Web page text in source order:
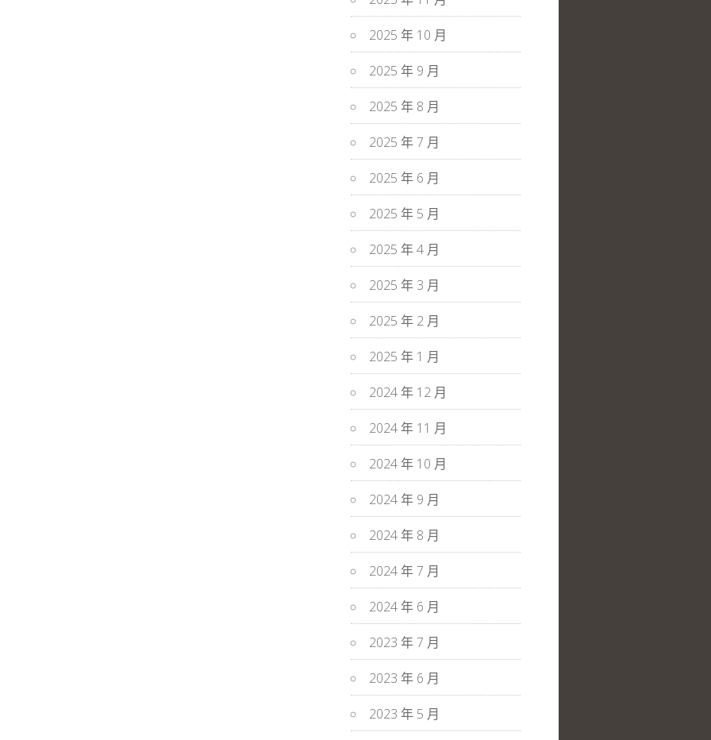
2025 年 10 月
2025 年 9 月
2025 年 8 月
2025 年 7 月
2025 年 6 月
2025 年 5 月
2025 年 4 月
2025 年 3 月
2025 年 2 月
2025 年 1 月
2024 年 12 月
2024 年 11 月
2024 年 10 月
2024 年 9 月
2024 年 8 月
2024 年 7 月
2024 年 6 月
2023 年 7 月
2023 年 6 月
2023 年 5 月